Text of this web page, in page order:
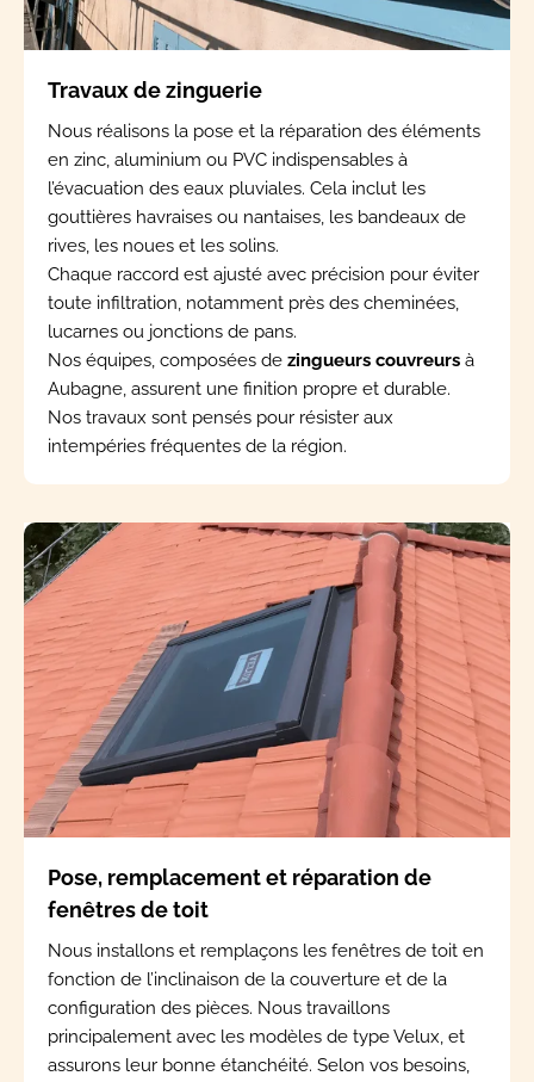
Travaux de zinguerie
Nous réalisons la pose et la réparation des éléments
en zinc, aluminium ou PVC indispensables à
l’évacuation des eaux pluviales. Cela inclut les
gouttières havraises ou nantaises, les bandeaux de
rives, les noues et les solins.
Chaque raccord est ajusté avec précision pour éviter
toute infiltration, notamment près des cheminées,
lucarnes ou jonctions de pans.
Nos équipes, composées de zingueurs couvreurs à
Aubagne, assurent une finition propre et durable.
Nos travaux sont pensés pour résister aux
intempéries fréquentes de la région.
Pose, remplacement et réparation de
fenêtres de toit
Nous installons et remplaçons les fenêtres de toit en
fonction de l’inclinaison de la couverture et de la
configuration des pièces. Nous travaillons
principalement avec les modèles de type Velux, et
assurons leur bonne étanchéité. Selon vos besoins,